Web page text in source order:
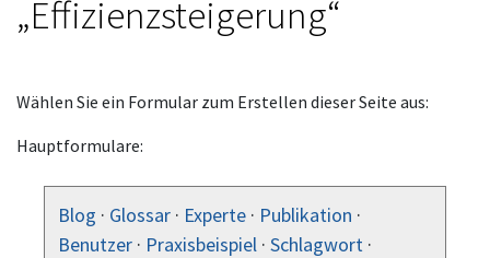
„Effizienzsteigerung“
Wechseln zu:Navigation, Suche
Wählen Sie ein Formular zum Erstellen dieser Seite aus:
Hauptformulare:
Blog · Glossar · Experte · Publikation ·
Benutzer · Praxisbeispiel · Schlagwort ·